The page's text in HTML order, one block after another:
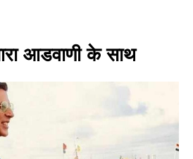
आडवाणी के साथ